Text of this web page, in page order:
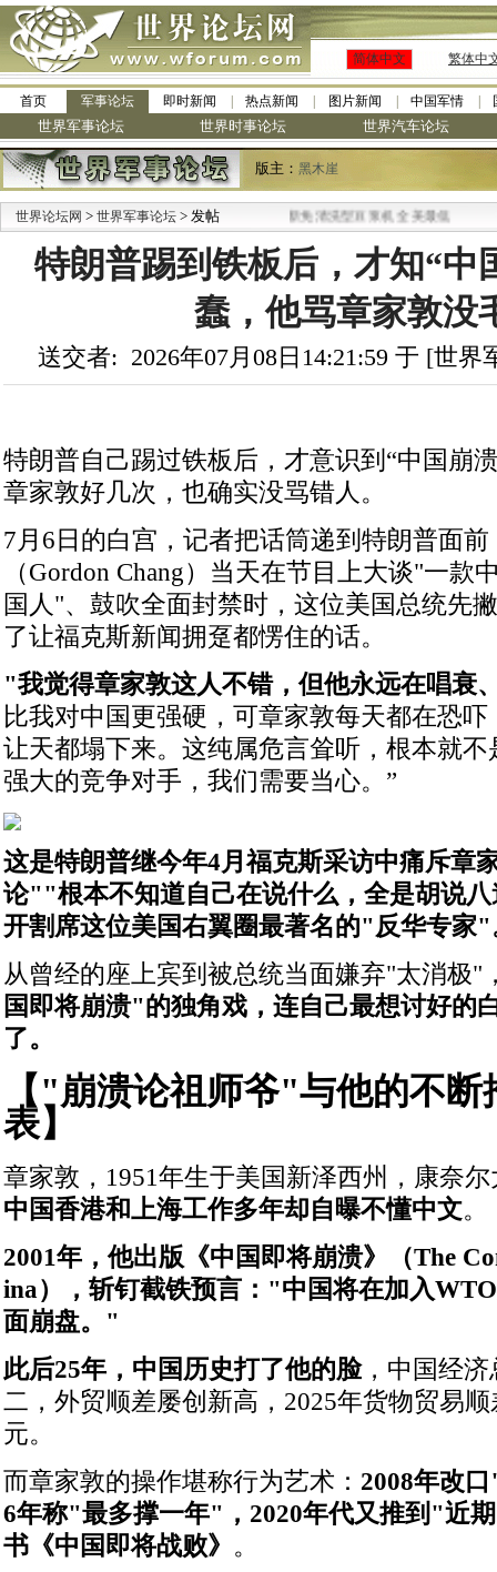
简体中文 繁体中
首页 军事论坛 即时新闻 热点新闻 图片新闻 中国军情
世界军事论坛 世界时事论坛 世界汽车论坛
版主： 黑木崖
世界论坛网 > 世界军事论坛 > 发帖
·九阳全新免清洗型豆浆机 全美最低
特朗普踢到铁板后，才知“中
蠢，他骂章家敦没
送交者: 2026年07月08日14:21:59 于 [世
特朗普自己踢过铁板后，才意识到“中国崩
章家敦好几次，也确实没骂错人。
7月6日的白宫，记者把话筒递到特朗普面
（Gordon Chang）当天在节目上大谈"一款
国人"、鼓吹全面封禁时，这位美国总统先
了让福克斯新闻拥趸都愣住的话。
"我觉得章家敦这人不错，但他永远在唱衰
比我对中国更强硬，可章家敦每天都在恐
让天都塌下来。这纯属危言耸听，根本就
强大的竞争对手，我们需要当心。”
这是特朗普继今年4月福克斯采访中痛斥章
论""根本不知道自己在说什么，全是胡说
开割席这位美国右翼圈最著名的"反华专家"
从曾经的座上宾到被总统当面嫌弃"太消极"
国即将崩溃"的独角戏，连自己最想讨好的
了。
【"崩溃论祖师爷"与他的不断
表】
章家敦，1951年生于美国新泽西州，康奈
中国香港和上海工作多年却自曝不懂中文。
2001年，他出版《中国即将崩溃》（The
ina），斩钉截铁预言："中国将在加入
面崩盘。"
此后25年，中国历史打了他的脸，中国经
二，外贸顺差屡创新高，2025年货物贸易
元。
而章家敦的操作堪称行为艺术： 2008年改
6年称"最多撑一年"，2020年代又推到"近
书《中国即将战败》 。